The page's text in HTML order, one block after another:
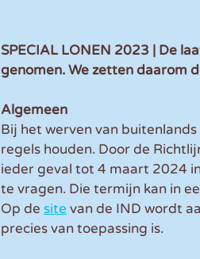
SPECIAL LONEN 2023 | De
genomen. We zetten daarom
Algemeen
Bij het werven van
regels houden. Door de
ieder geval tot 4 maart 2024
te vragen. Die termijn kan in
Op de site van de IND wordt
precies van toepassing is.